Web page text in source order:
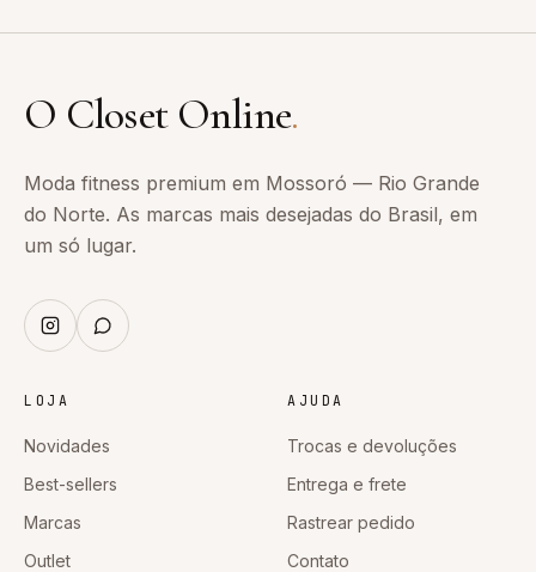
O Closet Online.
Moda fitness premium em Mossoró — Rio Grande
do Norte. As marcas mais desejadas do Brasil, em
um só lugar.
LOJA
Novidades
Best-sellers
Marcas
Outlet
AJUDA
Trocas e devoluções
Entrega e frete
Rastrear pedido
Contato